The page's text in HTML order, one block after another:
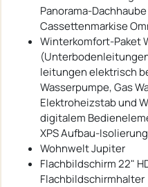
Panorama-
Cassettenmarkise
Winterkomfort-Paket
leitungen elektrisch
Wasserpumpe, Gas
Elektroheizstab und
digitalem
XPS Aufbau-
Wohnwelt Jupiter
Flachbildschirm 22"
Flachbildschirmhalter